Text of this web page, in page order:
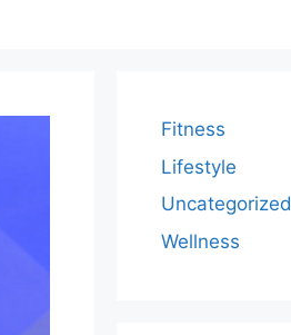
Fitness
Lifestyle
Uncategorized
Wellness